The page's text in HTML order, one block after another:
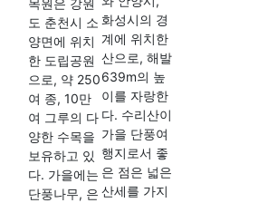
목원은 강원
도 춘천시 소
양면에 위치
한 도립공원
으로, 약 250
여 종, 10만
여 그루의 다
양한 수목을
보유하고 있
다. 가을에는
단풍나무, 은
화성시의 경
계에 위치한
산으로, 해발
639m의 높
이를 자랑한
다. 수리산이
가을 단풍여
행지로서 좋
은 점은 넓은
산세를 가지